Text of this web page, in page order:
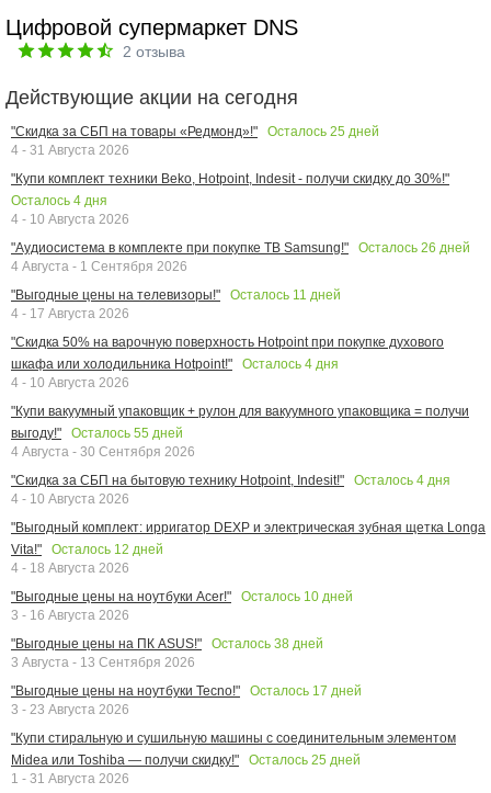
Цифровой супермаркет DNS
2 отзыва
Действующие акции на сегодня
"Скидка за СБП на товары «Редмонд»!" Осталось 25 дней
4 - 31 Августа 2026
"Купи комплект техники Beko, Hotpoint, Indesit - получи скидку до 30%!"
Осталось 4 дня
4 - 10 Августа 2026
"Аудиосистема в комплекте при покупке ТВ Samsung!"
Осталось 26 дней
4 Августа - 1 Сентября 2026
"Выгодные цены на телевизоры!"
Осталось 11 дней
4 - 17 Августа 2026
"Скидка 50% на варочную поверхность Hotpoint при покупке духового
шкафа или холодильника Hotpoint!"
Осталось 4 дня
4 - 10 Августа 2026
"Купи вакуумный упаковщик + рулон для вакуумного упаковщика = получи
выгоду!"
Осталось 55 дней
4 Августа - 30 Сентября 2026
"Скидка за СБП на бытовую технику Hotpoint, Indesit!"
Осталось 4 дня
4 - 10 Августа 2026
"Выгодный комплект: ирригатор DEXP и электрическая зубная щетка Longa
Vita!"
Осталось 12 дней
4 - 18 Августа 2026
"Выгодные цены на ноутбуки Acer!"
Осталось 10 дней
3 - 16 Августа 2026
"Выгодные цены на ПК ASUS!"
Осталось 38 дней
3 Августа - 13 Сентября 2026
"Выгодные цены на ноутбуки Tecno!"
Осталось 17 дней
3 - 23 Августа 2026
"Купи стиральную и сушильную машины с соединительным элементом
Midea или Toshiba — получи скидку!"
Осталось 25 дней
1 - 31 Августа 2026